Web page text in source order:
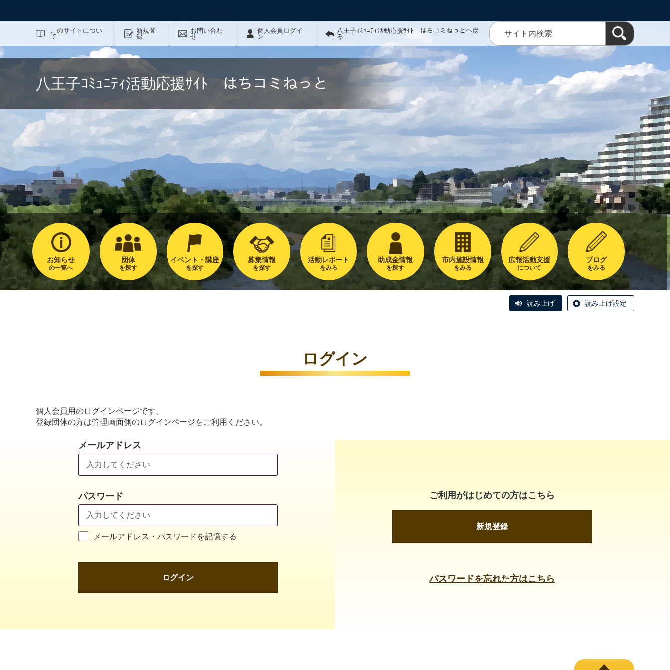
このサイトについ
て
新規登
録
お問い合わ
せ
個人会員ログイ
ン
八王子ｺﾐｭﾆﾃｨ活動応援ｻｲﾄ はちコミねっとへ戻
る
八王子ｺﾐｭﾆﾃｨ活動応援ｻｲﾄ はちコミねっと
お知らせ
の一覧へ
団体
を探す
イベント・講座
を探す
募集情報
を探す
活動レポート
をみる
助成金情報
を探す
市内施設情報
をみる
広報活動支援
について
ブログ
をみる
読み上げ 読み上げ設定
ログイン
個人会員用のログインページです。
登録団体の方は管理画面側のログインページをご利用ください。
メールアドレス
パスワード
メールアドレス・パスワードを記憶する
ログイン
ご利用がはじめての方はこちら
新規登録
パスワードを忘れた方はこちら